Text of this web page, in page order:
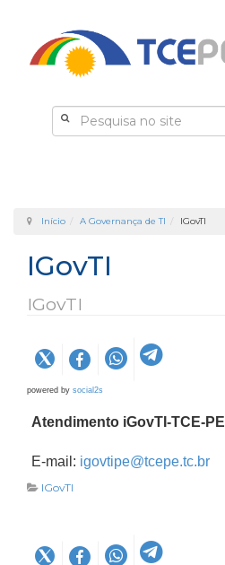
Início A Governança de TI IGovTI
IGovTI
IGovTI
powered by social2s
Atendimento iGovTI-TCE-PE
E-mail: igovtipe@tcepe.tc.br
IGovTI